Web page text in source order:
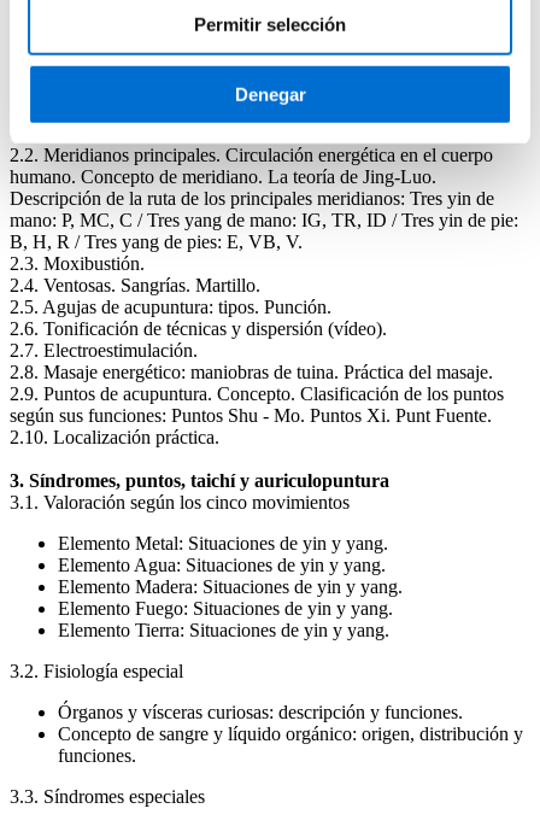
Permitir selección
Denegar
2. Meridianos, puntos, instrumental y Tuina
2.1. Principios terapéuticos: métodos de actuación en la medicina
dietética, fitoterapia. Auriculopuntura, craneopuntura.
2.2. Meridianos principales. Circulación energética en el cuerpo
humano. Concepto de meridiano. La teoría de Jing-Luo.
Descripción de la ruta de los principales meridianos: Tres yin de
mano: P, MC, C / Tres yang de mano: IG, TR, ID / Tres yin de pie:
B, H, R / Tres yang de pies: E, VB, V.
2.3. Moxibustión.
2.4. Ventosas. Sangrías. Martillo.
2.5. Agujas de acupuntura: tipos. Punción.
2.6. Tonificación de técnicas y dispersión (vídeo).
2.7. Electroestimulación.
2.8. Masaje energético: maniobras de tuina. Práctica del masaje.
2.9. Puntos de acupuntura. Concepto. Clasificación de los puntos
según sus funciones: Puntos Shu ‑ Mo. Puntos Xi. Punt Fuente.
2.10. Localización práctica.
3. Síndromes, puntos, taichí y auriculopuntura
3.1. Valoración según los cinco movimientos
Elemento Metal: Situaciones de yin y yang.
Elemento Agua: Situaciones de yin y yang.
Elemento Madera: Situaciones de yin y yang.
Elemento Fuego: Situaciones de yin y yang.
Elemento Tierra: Situaciones de yin y yang.
3.2. Fisiología especial
Órganos y vísceras curiosas: descripción y funciones.
Concepto de sangre y líquido orgánico: origen, distribución y
funciones.
3.3. Síndromes especiales